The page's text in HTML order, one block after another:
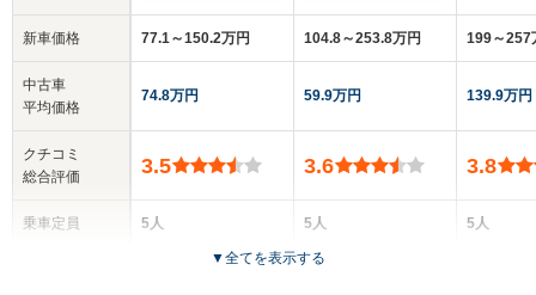
新車価格
中古車
平均価格
クチコミ
総合評価
乗車定員
77.1～150.2万円
74.8万円
3.5
5人
104.8～253.8万円
59.9万円
3.6
5人
4ドア
199～257
139.9万円
3.8
5人
▼全てを表示する